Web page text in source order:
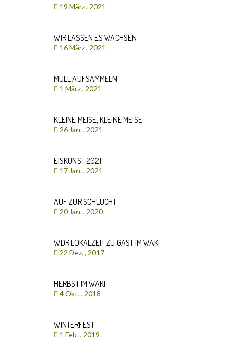
19 März , 2021
WIR LASSEN ES WACHSEN
16 März , 2021
MÜLL AUFSAMMELN
1 März , 2021
KLEINE MEISE, KLEINE MEISE
26 Jan. , 2021
EISKUNST 2021
17 Jan. , 2021
AUF ZUR SCHLUCHT
20 Jan. , 2020
WDR LOKALZEIT ZU GAST IM WAKI
22 Dez. , 2017
HERBST IM WAKI
4 Okt. , 2018
WINTERFEST
1 Feb. , 2019